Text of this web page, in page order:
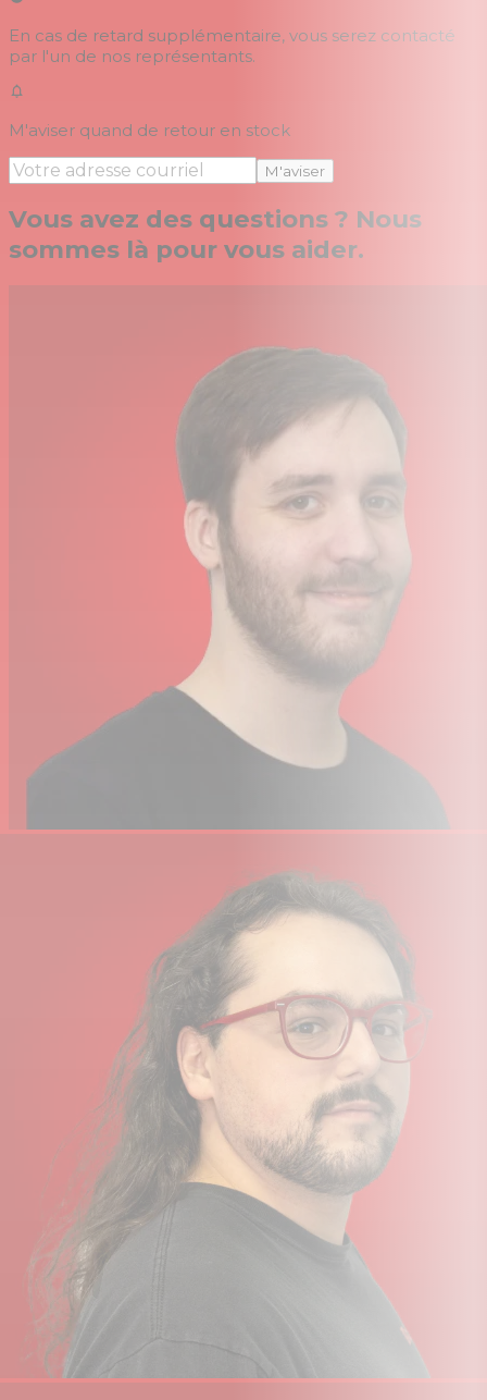
En cas de retard supplémentaire, vous serez contacté
par l'un de nos représentants.
M'aviser quand de retour en stock
M'aviser
Vous avez des questions ? Nous
sommes là pour vous aider.